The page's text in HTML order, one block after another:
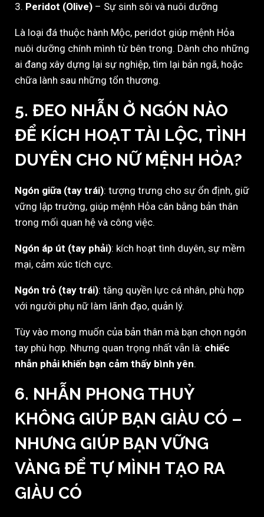
3. Peridot (Olive) – Sự sinh sôi và nuôi dưỡng
Là loại đá thuộc hành Mộc, peridot giúp mệnh Hỏa
nuôi dưỡng chính mình từ bên trong. Dành cho những
ai đang xây dựng lại sự nghiệp, tìm lại bản ngã, hoặc
chữa lành sau những tổn thương.
5. ĐEO NHẪN Ở NGÓN NÀO
ĐỂ KÍCH HOẠT TÀI LỘC, TÌNH
DUYÊN CHO NỮ MỆNH HỎA?
Ngón giữa (tay trái): tượng trưng cho sự ổn định, giữ
vững lập trường, giúp mệnh Hỏa cân bằng bản thân
trong mối quan hệ và công việc.
Ngón áp út (tay phải): kích hoạt tình duyên, sự mềm
mại, cảm xúc tích cực.
Ngón trỏ (tay trái): tăng quyền lực cá nhân, phù hợp
với người phụ nữ làm lãnh đạo, quản lý.
Tùy vào mong muốn của bản thân mà bạn chọn ngón
tay phù hợp. Nhưng quan trọng nhất vẫn là: chiếc
nhẫn phải khiến bạn cảm thấy bình yên.
6. NHẪN PHONG THUỶ
KHÔNG GIÚP BẠN GIÀU CÓ –
NHƯNG GIÚP BẠN VỮNG
VÀNG ĐỂ TỰ MÌNH TẠO RA
GIÀU CÓ